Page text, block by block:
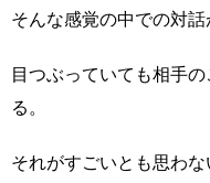
そんな感覚の中での対話
目つぶっていても相手
る。
それがすごいとも思わな